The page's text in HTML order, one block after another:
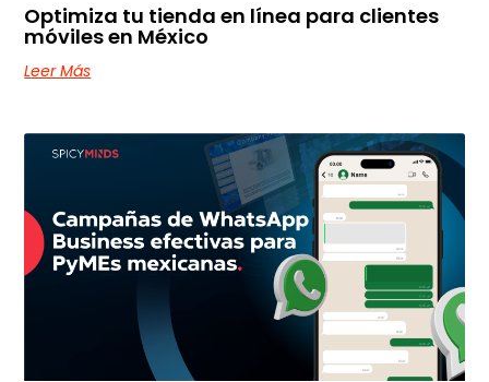
Optimiza tu tienda en línea para clientes
móviles en México
Leer Más